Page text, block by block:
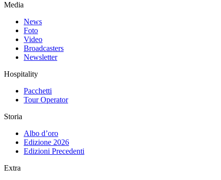
Media
News
Foto
Video
Broadcasters
Newsletter
Hospitality
Pacchetti
Tour Operator
Storia
Albo d’oro
Edizione 2026
Edizioni Precedenti
Extra